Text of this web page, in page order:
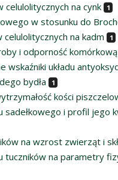
na cynk 1
w stosunku do
na kadm 1
i odporność komórkową
układu
bydła 1
kości
i profil
na wzrost zwierząt i
na parametry